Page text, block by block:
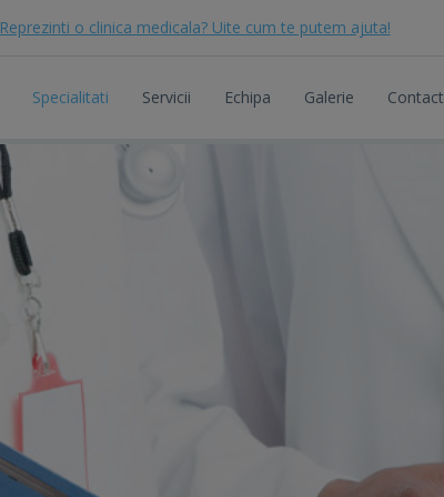
Reprezinti o clinica medicala? Uite cum te putem ajuta!
Specialitati Servicii Echipa Galerie Contact